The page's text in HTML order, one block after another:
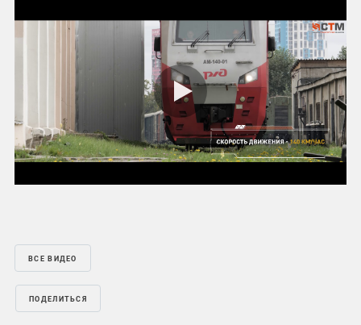
Mute Settings
Play
ВСЕ ВИДЕО
ПОДЕЛИТЬСЯ